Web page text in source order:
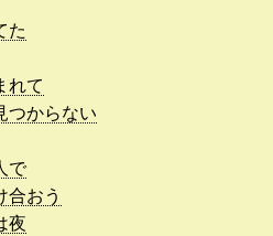
た
れて
つからない
で
合おう
夜